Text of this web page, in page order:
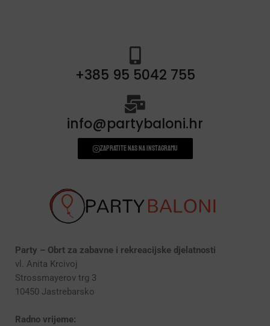
+385 95 5042 755
info@partybaloni.hr
Zapratite nas na instagramu
Party – Obrt za zabavne i rekreacijske djelatnosti
vl. Anita Krcivoj
Strossmayerov trg 3
10450 Jastrebarsko
Radno vrijeme: